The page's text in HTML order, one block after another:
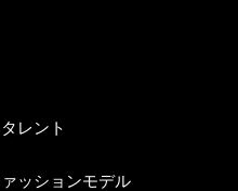
タレント
ッションモデル